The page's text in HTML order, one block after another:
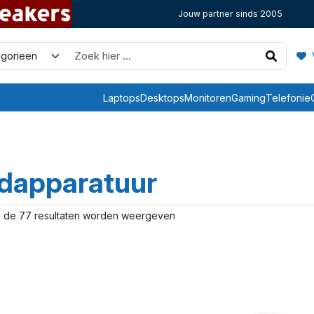
Jouw partner sinds 2005
LaptopsDesktopsMonitorenGamingTelefonie
de 77 resultaten worden weergeven